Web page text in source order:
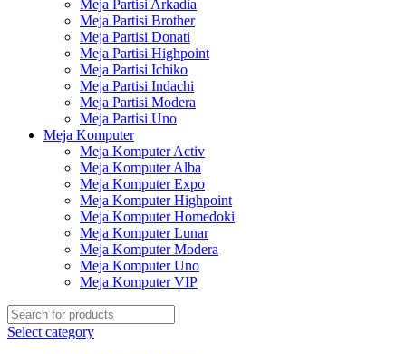
Meja Partisi Arkadia
Meja Partisi Brother
Meja Partisi Donati
Meja Partisi Highpoint
Meja Partisi Ichiko
Meja Partisi Indachi
Meja Partisi Modera
Meja Partisi Uno
Meja Komputer
Meja Komputer Activ
Meja Komputer Alba
Meja Komputer Expo
Meja Komputer Highpoint
Meja Komputer Homedoki
Meja Komputer Lunar
Meja Komputer Modera
Meja Komputer Uno
Meja Komputer VIP
Select category